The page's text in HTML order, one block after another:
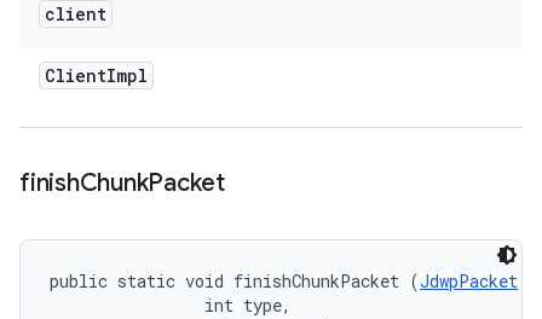
client
ClientImpl
finishChunkPacket
public static void finishChunkPacket (JdwpPacket
                int type,